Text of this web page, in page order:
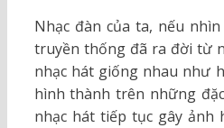
Nhạc đàn của ta, nếu
truyền thống đã ra đời từ
nhạc hát giống nhau như
hình thành trên những
nhạc hát tiếp tục gây ảnh